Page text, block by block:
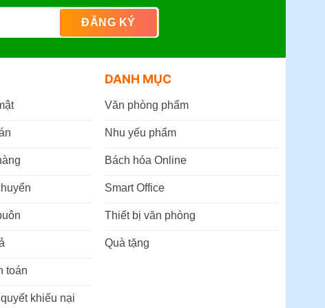
toán
khiếu nại
DANH MỤC
Văn phòng phẩm
Nhu yếu phẩm
Bách hóa Online
Smart Office
Thiết bị văn phòng
Quà tặng